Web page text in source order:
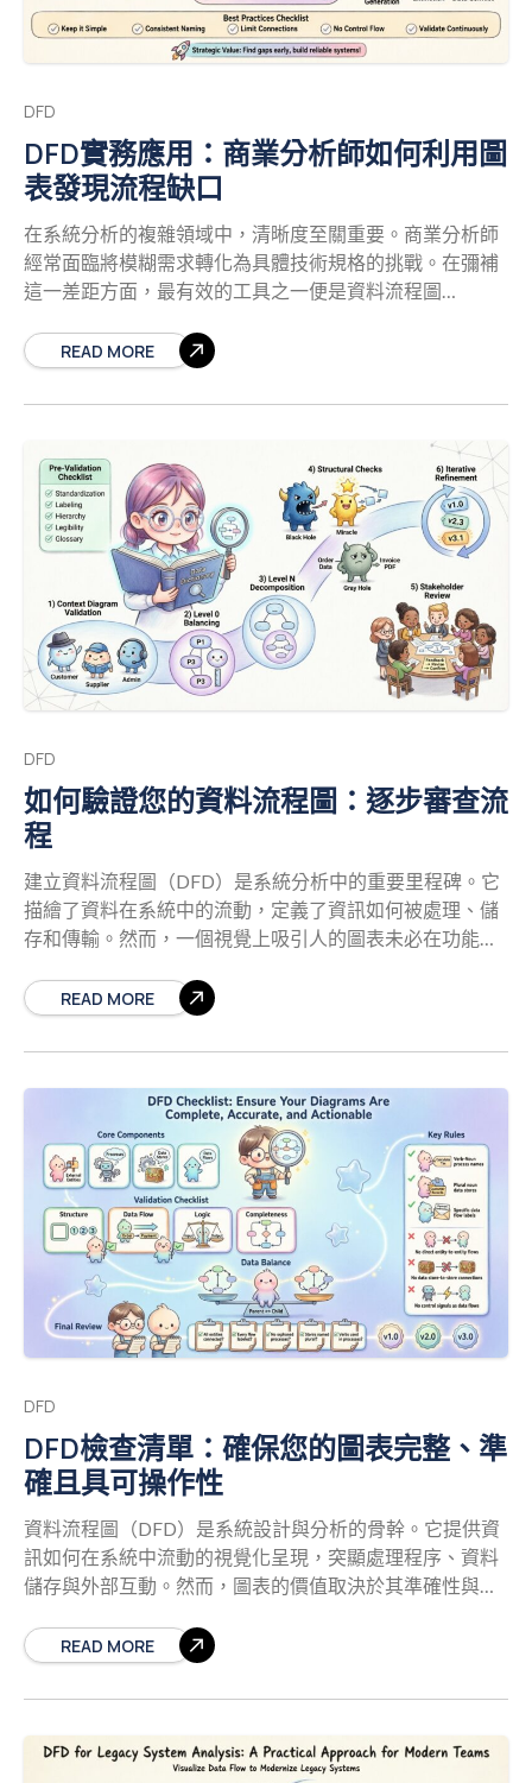
化為簡單的圖形。 溝通： 搭建技術團隊與業務利害關係人
之間的溝通橋樑。 分析： 協助識別瓶頸、重複或遺漏的資
料路徑。
每個資料流程圖的五個基本組成部分 要構建
求。 1. 處理程序（轉換）
處理程序代表將輸入資料轉
換為輸出資料的功能，是系統的引擎。在資料流程圖中，
（Yourdon/DeMarco 與 Gane/Sarson 之差異）。 關鍵特
徵： 轉換： 處理程序必須改變資料的型態或內容。若資料
進入與離開時未改變，則不是處理程序，而是資料流。 編
1.2）。 動詞命名： 名稱應以動詞開頭（例如：「計算總
DFD
DFD實務應用：商業分析師如何利用圖
表發現流程缺口
在系統分析的複雜領域中，清晰度至關重要。商業分析師
經常面臨將模糊需求轉化為具體技術規格的挑戰。在彌補
這一差距方面，最有效的工具之一便是資料流程圖
示系統內資訊的邏輯流動。透過運用DFD，分析師能夠識
別出不一致之處、遺漏的輸入，以及冗餘的流程，這些問
題若未被察覺，可能直到系統實作後才會暴露。本指南探
用。 理解資料流程圖的核心組成元件
要有效運用此工
具，必須理解其基本構成單元。DFD是一種結構化圖表，
用以說明資料如何在系統中流動。它並非流程圖，因為不
顯示決策點或控制邏輯，而是專注於資料的轉換與儲存。
以下元素構成了每張圖表的基礎： 外部實體： 這些是系統
邊界以外的資料來源或目的地。它們代表使用者、其他系
統或組織，這些實體與系統互動，但並非系統內部邏輯的
一部分。 流程： 這些是將輸入資料轉換為輸出資料的動作
或轉換。流程會接收資訊，加以改變，並傳送至其他地
方。每個流程都必須至少有一個輸入與一個輸出。 資料儲
進行儲存，並從儲存處流出以供取用。 資料流： 這些是連
接實體、流程與儲存處的路徑。它們標示資料移動的方
至關重要。相同的資料流名稱應在圖表中完全一致地出
現。這能確保利害關係人明確理解每個階段所移動的資訊
內容。若缺乏此種清晰度，便會產生誤解，進而導致開發
業分析師並非孤立地繪製圖表。此過程包含多個發現與驗
完整性。 1. 初步需求蒐集與情境化 在繪製線條與方框之
前，分析師必須先理解範圍。此過程從高階訪談與文件審
閱開始。目標是定義系統邊界：系統內部是什麼，外部又
是什麼？此步驟通常會產生一個情境圖，也稱為Level 0
DFD。它將系統呈現為單一流程，並顯示其與外部實體的
互動。 2. 分解與細節化 當情境確立後，單一流程會被分解
為子流程。這稱為分解。Level 1 DFD會在情境圖的基礎上
進一步擴展，顯示主要的內部流程。每一層級，例如Level
2，則進一步深入特定操作。這種層級化方法能有效管理
複雜度。 3. 與利害關
READ MORE
DFD
如何驗證您的資料流程圖：逐步審查流
程
建立資料流程圖（DFD）是系統分析中的重要里程碑。它
描繪了資料在系統中的流動，定義了資訊如何被處理、儲
存和傳輸。然而，一個視覺上吸引人的圖表未必在功能上
求，且無邏輯錯誤。此過程確保資料流一致、處理流程平
衡，且結構支援預期的商業邏輯。 驗證並非單一動作，而
是一種有紀律的審查。它需要有系統的方法，將每個元素
除模糊性，確保圖表能作為開發與利害關係人溝通的可靠
藍圖。本指南概述了有效驗證您DFD所需的全面步驟，確
保系統設計全程的準確性與一致性。
理解驗證的目的
在深入具體步驟之前，理解驗證在系統設計脈絡中的作用
至關重要。驗證問的是：『我們是否正確地建構產品？』
而驗證則問：『我們是否在建構正確的產品？』在DFD的
脈絡中，驗證彌補了抽象需求與具體系統行為之間的差
距。 經過驗證的DFD可確保： 準確性： 圖表反映實際的
資料需求與商業規則。 完整性： 流程、儲存區或外部實體
之間不會遺失資料。 一致性： 抽象層級一致，且資料定義
發階段產生高昂的返工成本。例如資料流遺漏或未定義的
資料儲存區等問題，一旦程式碼開始撰寫，修復成本將極
單 在開始正式審查前，請確保圖表已準備妥當以接受檢
視。雜亂或組織不良的圖表會使驗證變得困難。請使用以
下清單來準備您的工作： 標準化： 確保所有符號遵循相同
的規範（例如 Gane & Sarson 或 Yourdon & Coad）。同一
張圖表中不得混合使用不同風格。 標籤： 確認每條箭頭皆
名詞命名。 層級結構：
READ MORE
DFD
DFD檢查清單：確保您的圖表完整、準
確且具可操作性
資料流程圖（DFD）是系統設計與分析的骨幹。它提供資
訊如何在系統中流動的視覺化呈現，突顯處理程序、資料
儲存與外部互動。然而，圖表的價值取決於其準確性與清
錯誤與安全漏洞。 本指南提供一份全面的檢查清單，用以
驗證您的資料流程圖。我們將檢視圖表的每一個面向，從
結構完整性到邏輯一致性，確保您的文件不僅是圖畫，更
在應用檢查清單之前，必須確認基本元件均已存在且定義
READ MORE